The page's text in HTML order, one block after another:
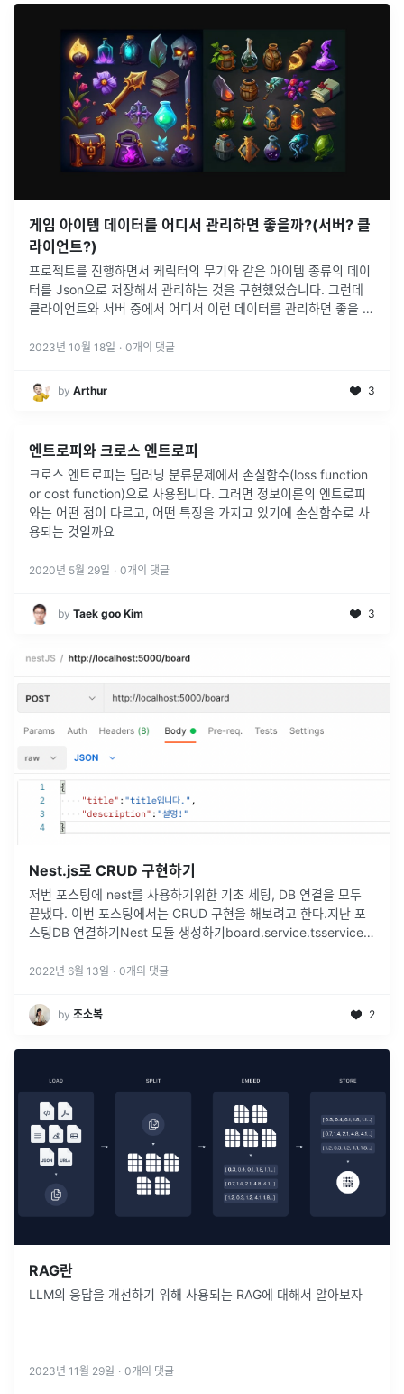
게임 아이템 데이터를 어디서 관리하면 좋을까?(서버? 클
라이언트?)
프로젝트를 진행하면서 케릭터의 무기와 같은 아이템 종류의 데이
터를 Json으로 저장해서 관리하는 것을 구현했었습니다. 그런데
클라이언트와 서버 중에서 어디서 이런 데이터를 관리하면 좋을 지
2023년 10월 18일 · 0개의 댓글
by Arthur 3
엔트로피와 크로스 엔트로피
크로스 엔트로피는 딥러닝 분류문제에서 손실함수(loss function
or cost function)으로 사용됩니다. 그러면 정보이론의 엔트로피
와는 어떤 점이 다르고, 어떤 특징을 가지고 있기에 손실함수로 사
용되는 것일까요
2020년 5월 29일 · 0개의 댓글
by Taek goo Kim 3
Nest.js로 CRUD 구현하기
저번 포스팅에 nest를 사용하기위한 기초 세팅, DB 연결을 모두
끝냈다. 이번 포스팅에서는 CRUD 구현을 해보려고 한다.지난 포
스팅DB 연결하기Nest 모듈 생성하기board.service.tsservice단
2022년 6월 13일 · 0개의 댓글
by 조소복 2
RAG란
LLM의 응답을 개선하기 위해 사용되는 RAG에 대해서 알아보자
2023년 11월 29일 · 0개의 댓글